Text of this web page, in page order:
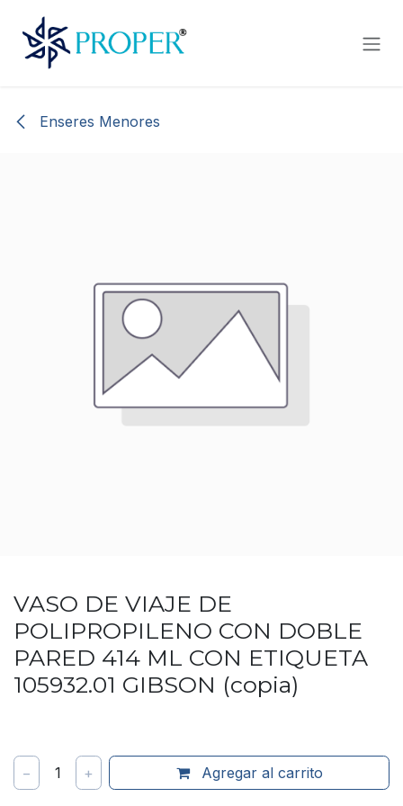
Enseres Menores
VASO DE VIAJE DE
POLIPROPILENO CON DOBLE
PARED 414 ML CON ETIQUETA
105932.01 GIBSON (copia)
− 1 + Agregar al carrito